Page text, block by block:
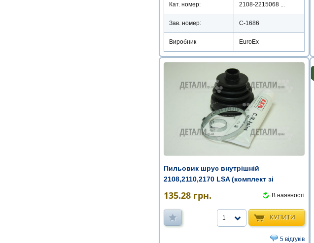
Кат. номер: 2108-2215068 ...
Зав. номер: C-1686
Виробник EuroEx
Пильовик шрус внутрішній
2108,2110,2170 LSA (комплект зі
135.28 грн. В наявності
КУПИТИ
1
5 відгуків